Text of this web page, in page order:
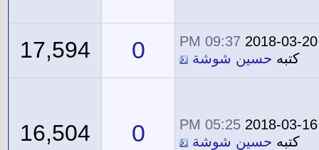
2018-03-20
09:37 PM
كتبه حسين شوشة 0
17,594
2018-03-16
05:25 PM
كتبه حسين شوشة 0
16,504